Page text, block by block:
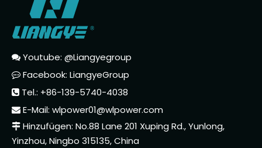
 Youtube: @Liangyegroup
 Facebook: LiangyeGroup
 Tel.: +86-139-5740-4038
 E-Mail: wlpower01@wlpower.com
 Hinzufügen: No.88 Lane 201 Xuping Rd., Yunlong,
Yinzhou, Ningbo 315135, China